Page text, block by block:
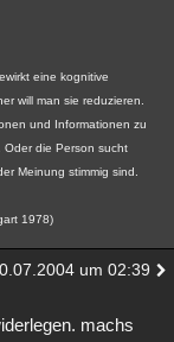
eine kognitive
will man sie reduzieren.
und Informationen zu
Oder die Person sucht
Meinung stimmig sind.
1978)
um 02:39
machs